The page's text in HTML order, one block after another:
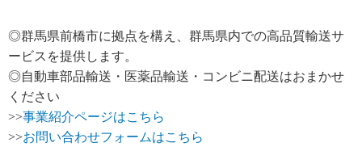
◎群馬県前橋市に拠点を構え、群馬県内での高品質輸送サ
ービスを提供します。
◎自動車部品輸送・医薬品輸送・コンビニ配送はおまかせ
ください
>>事業紹介ページはこちら
>>お問い合わせフォームはこちら